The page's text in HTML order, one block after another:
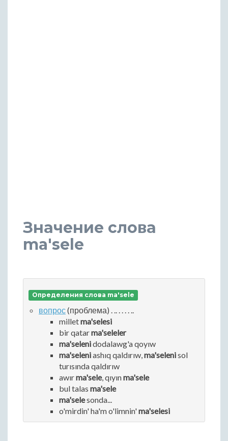
Значение слова
ma'sele
Определения слова ma'sele
вопрос(проблема) . .. . . . . ..
milletma'selesi
bir qatarma'seleler
ma'selenidodalawg'a qoyıw
ma'seleniashıq qaldırıw,ma'selenisol
turısında qaldırıw
awırma'sele, qıyınma'sele
bul talas ma'sele
ma'selesonda...
o'mirdin' ha'm o'limnin'ma'selesi